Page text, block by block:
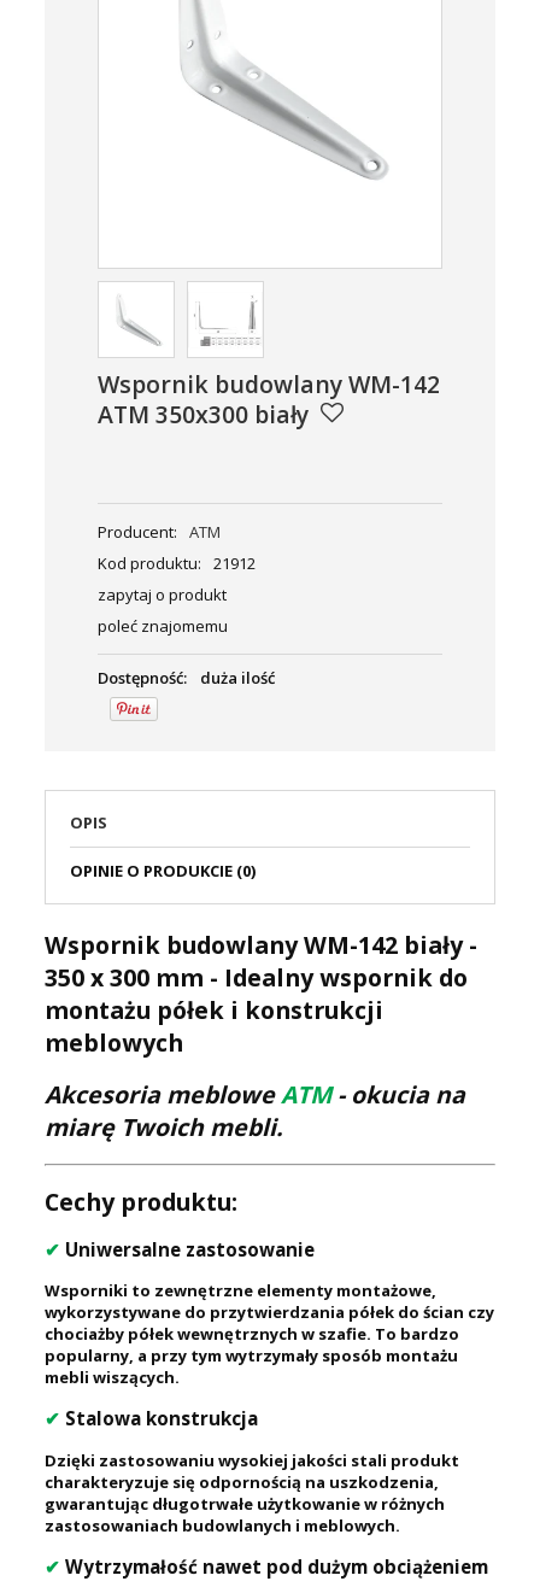
Wspornik budowlany WM-142
ATM 350x300 biały
Producent:
ATM
Kod produktu:
21912
zapytaj o produkt
poleć znajomemu
Dostępność: duża ilość
OPIS
OPINIE O PRODUKCIE (0)
Wspornik budowlany WM-142 biały -
350 x 300 mm - Idealny wspornik do
montażu półek i konstrukcji
meblowych
Akcesoria mebloweATM- okucia na
miarę Twoich mebli.
Cechy produktu:
✔ Uniwersalne zastosowanie
Wsporniki to zewnętrzne elementy montażowe,
wykorzystywane do przytwierdzania półek do ścian czy
chociażby półek wewnętrznych w szafie. To bardzo
popularny, a przy tym wytrzymały sposób montażu
mebli wiszących.
✔ Stalowa konstrukcja
Dzięki zastosowaniu wysokiej jakości stali produkt
charakteryzuje się odpornością na uszkodzenia,
gwarantując długotrwałe użytkowanie w różnych
zastosowaniach budowlanych i meblowych.
✔ Wytrzymałość nawet pod dużym obciążeniem